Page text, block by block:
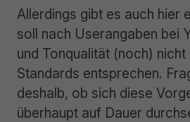
Allerdings gibt es auch hier
soll nach Userangaben bei
und Tonqualität (noch) nicht
Standards entsprechen.
deshalb, ob sich diese
überhaupt auf Dauer